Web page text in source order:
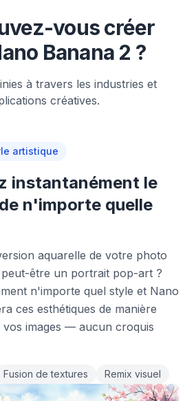
vous créer
Banana 2 ?
à travers les industries et
créatives.
artistique
instantanément le
n'importe quelle
aquarelle de votre photo
peut-être un portrait pop-art ?
n'importe quel style et Nano
ces esthétiques de manière
images — aucun croquis
Fusion de textures Remix visuel